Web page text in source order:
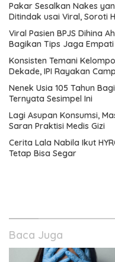
Pakar Sesalkan Nakes
Ditindak usai Viral, Soroti
Viral Pasien BPJS Dihina
Bagikan Tips Jaga Empati
Konsisten Temani
Dekade, IPI Rayakan
Nenek Usia 105 Tahun
Ternyata Sesimpel Ini
Lagi Asupan Konsumsi,
Saran Praktisi Medis Gizi
Cerita Lala Nabila Ikut
Tetap Bisa Segar
Baca Juga